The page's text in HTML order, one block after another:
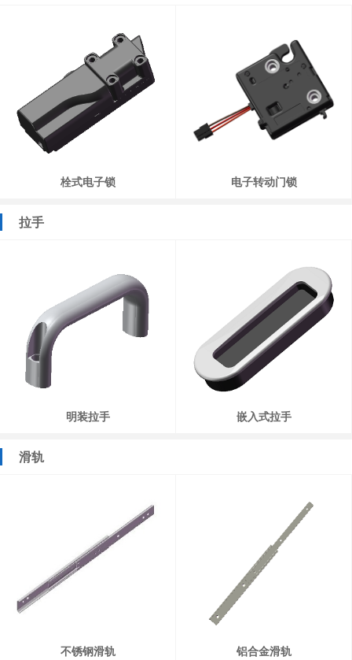
栓式电子锁 电子转动门锁
拉手
明装拉手 嵌入式拉手
滑轨
不锈钢滑轨 铝合金滑轨